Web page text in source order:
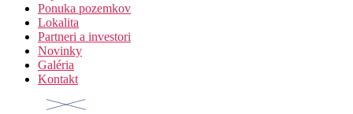
Ponuka pozemkov
Lokalita
Partneri a investori
Novinky
Galéria
Kontakt